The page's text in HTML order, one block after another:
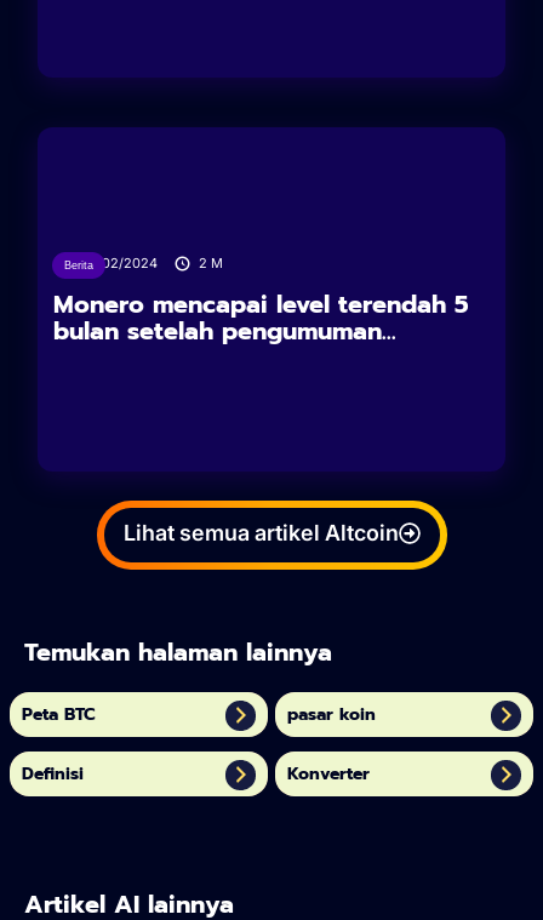
Berita07/02/2024 2 M
Monero mencapai level terendah 5
bulan setelah pengumuman...
Lihat semua artikel Altcoin
Temukan halaman lainnya
Peta BTC pasar koin
Definisi Konverter
Artikel AI lainnya